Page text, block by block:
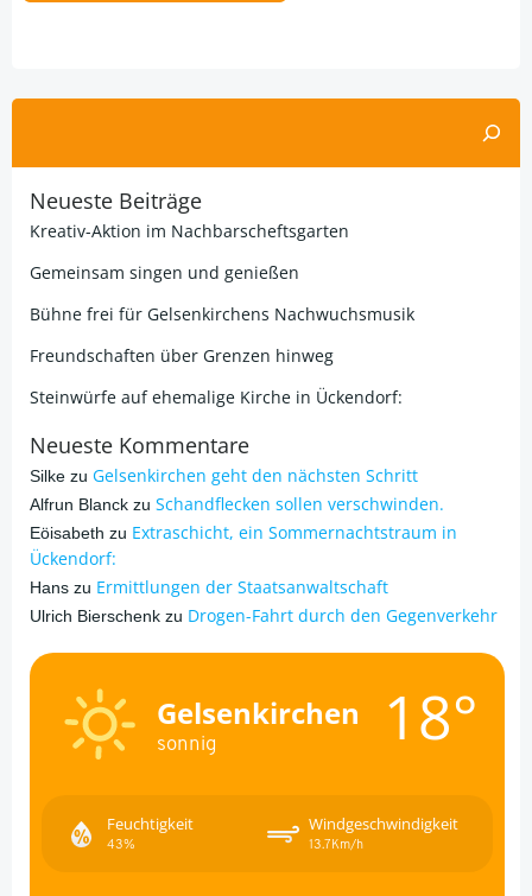
Neueste Beiträge
Kreativ-Aktion im Nachbarscheftsgarten
Gemeinsam singen und genießen
Bühne frei für Gelsenkirchens Nachwuchsmusik
Freundschaften über Grenzen hinweg
Steinwürfe auf ehemalige Kirche in Ückendorf:
Neueste Kommentare
Silke zu Gelsenkirchen geht den nächsten Schritt
Alfrun Blanck zu Schandflecken sollen verschwinden.
Eöisabeth zu Extraschicht, ein Sommernachtstraum in
Ückendorf:
Hans zu Ermittlungen der Staatsanwaltschaft
Ulrich Bierschenk zu Drogen-Fahrt durch den Gegenverkehr
Gelsenkirchen
sonnig 18°
Feuchtigkeit
43%
Windgeschwindigkeit
13.7Km/h